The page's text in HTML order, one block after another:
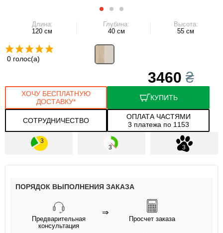
Длина:
120 см
Глубина:
40 см
Высота:
55 см
0 голос(а)
3460₴
КУПИТЬ
СОТРУДНИЧЕСТВО
ХОЧУ БЕСПЛАТНУЮ
ДОСТАВКУ*
ОПЛАТА ЧАСТЯМИ
3 платежа по 1153
ПОРЯДОК ВЫПОЛНЕНИЯ ЗАКАЗА
Предварительная
консультация
⇒
Просчет заказа